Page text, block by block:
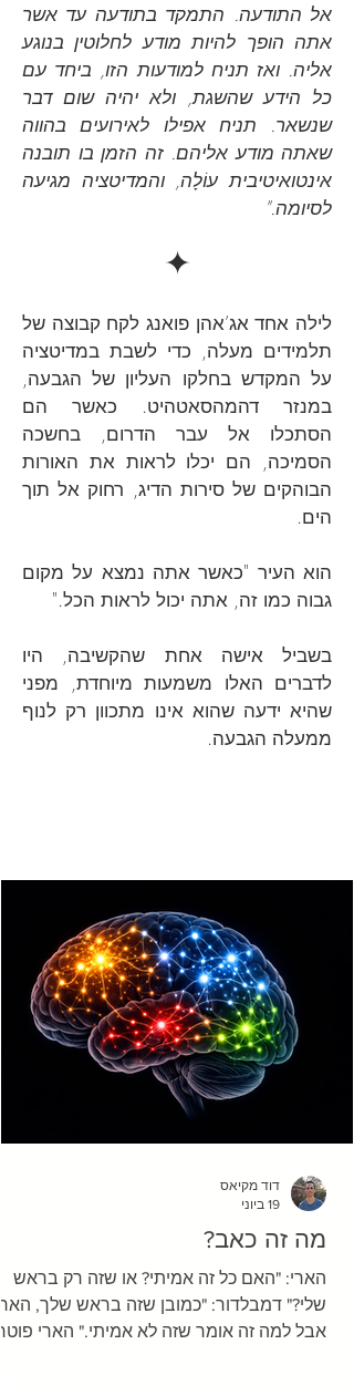
אל התודעה. התמקד בתודעה עד אשר
אתה הופך להיות מודע לחלוטין בנוגע
אליה. ואז תניח למודעות הזו, ביחד עם
כל הידע שהשגת, ולא יהיה שום דבר
שנשאר. תניח אפילו לאירועים בהווה
שאתה מודע אליהם. זה הזמן בו תובנה
אינטואיטיבית עוֹלָה, והמדיטציה מגיעה
לסיומה."
✦
לילה אחד אג’אהן פואנג לקח קבוצה של
תלמידים מעלה, כדי לשבת במדיטציה
על המקדש בחלקו העליון של הגבעה,
במנזר דהמהסאטהיט. כאשר הם
הסתכלו אל עבר הדרום, בחשכה
הסמיכה, הם יכלו לראות את האורות
הבוהקים של סירות הדיג, רחוק אל תוך
הים.
הוא העיר "כאשר אתה נמצא על מקום
גבוה כמו זה, אתה יכול לראות הכל."
בשביל אישה אחת שהקשיבה, היו
לדברים האלו משמעות מיוחדת, מפני
שהיא ידעה שהוא אינו מתכוון רק לנוף
ממעלה הגבעה.
מה זה כאב?
הארי: "האם כל זה אמיתי? או שזה רק בראש
שלי?" דמבלדור: "כמובן שזה בראש שלך,
אבל למה זה אומר שזה לא אמיתי." הארי
דוד מקיאס
19 ביוני